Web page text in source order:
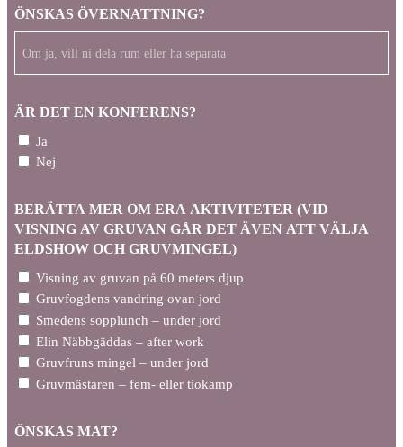
ÖNSKAS ÖVERNATTNING?
ÄR DET EN KONFERENS?
Ja
Nej
BERÄTTA MER OM ERA AKTIVITETER (VID
VISNING AV GRUVAN GÅR DET ÄVEN ATT VÄLJA
ELDSHOW OCH GRUVMINGEL)
Visning av gruvan på 60 meters djup
Gruvfogdens vandring ovan jord
Smedens sopplunch – under jord
Elin Näbbgäddas – after work
Gruvfruns mingel – under jord
Gruvmästaren – fem- eller tiokamp
ÖNSKAS MAT?